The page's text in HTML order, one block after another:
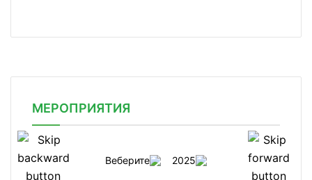
МЕРОПРИЯТИЯ
Веберите 2025